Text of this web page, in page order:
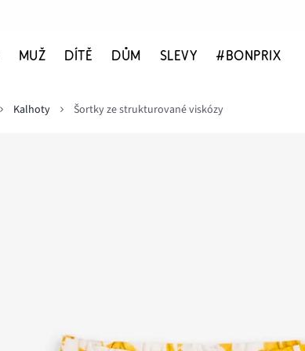
MUŽ DÍTĚ DŮM SLEVY #BONPRIX
Kalhoty Šortky ze strukturované viskózy